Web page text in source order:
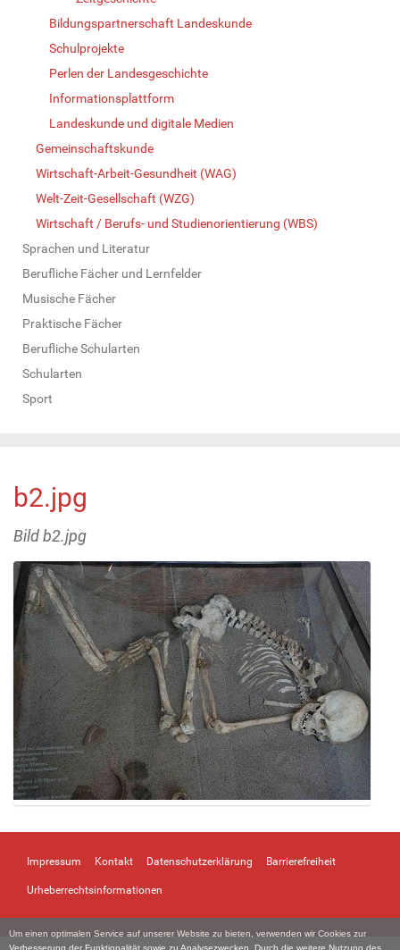
Um einen optimalen Service auf unserer Website zu bieten, verwenden wir Cookies zur
Verbesserung der Funktionalität sowie zu Analysezwecken. Durch die weitere Nutzung des
Bildungspartnerschaft Landeskunde
Schulprojekte
Perlen der Landesgeschichte
Informationsplattform
Landeskunde und digitale Medien
Gemeinschaftskunde
Wirtschaft-Arbeit-Gesundheit (WAG)
Welt-Zeit-Gesellschaft (WZG)
Wirtschaft / Berufs- und Studienorientierung (WBS)
Sprachen und Literatur
Berufliche Fächer und Lernfelder
Musische Fächer
Praktische Fächer
Berufliche Schularten
Schularten
Sport
b2.jpg
Bild b2.jpg
e
g
e
i
l
Impressum Kontakt Datenschutzerklärung Barrierefreiheit
Urheberrechtsinformationen